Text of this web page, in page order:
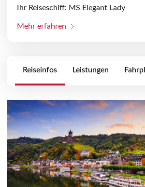
Reiseinfos Leistungen
Ihr Reiseschiff: MS Elegant Lady
Mehr erfahren